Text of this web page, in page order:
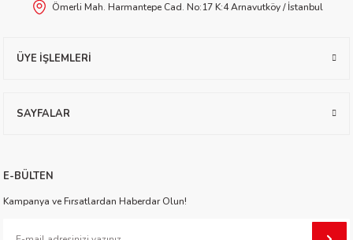
Ömerli Mah. Harmantepe Cad. No:17 K:4 Arnavutköy / İstanbul
ÜYE İŞLEMLERİ
SAYFALAR
E-BÜLTEN
Kampanya ve Fırsatlardan Haberdar Olun!